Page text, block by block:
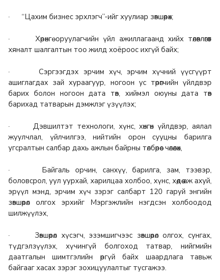
· “Цахим бизнес эрхлэгч”-ийг хуулиар зөвшөөрөх;
· Хөрөнгө оруулагчийн үйл ажиллагаанд хийх төлөвлөгөөт
хяналт шалгалтын тоо жилд хоёроос ихгүй байх;
· Сэргээгдэх эрчим хүч, эрчим хүчний үүсгүүрт
ашиглагдах зай хураагуур, ногоон ус төрөгчийн үйлдвэр
барих болон ногоон дата төв, хиймэл оюуны дата төв
барихад татварын дэмжлэг үзүүлэх;
· Дэвшилтэт технологи, хүнс, хөнгөн үйлдвэр, аялал
жуулчлал, үйлчилгээ, нийтийн орон сууцны барилга
угсралтын салбар дахь ажлын байрны төлбөрөөс чөлөөлөх,
· Байгаль орчин, санхүү, барилга, зам, тээвэр,
боловсрол, уул уурхай, харилцаа холбоо, хүнс, хөдөө аж ахуй,
эрүүл мэнд, эрчим хүч зэрэг салбарт 120 гаруй энгийн
зөвшөөрөл олгох эрхийг Мэргэжлийн нэгдсэн холбоодод
шилжүүлэх,
· Зөвшөөрөл хүсэгч, эзэмшигчээс зөвшөөрөл олгох, сунгах,
түдгэлзүүлэх, хүчингүй болгоход татвар, нийгмийн
даатгалын шимтгэлийн өргүй байх шаардлага тавьж
байгааг хасах зэрэг зохицуулалтыг тусгажээ.